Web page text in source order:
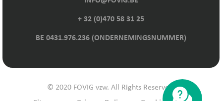
+ 32 (0)470 58 31 25
BE 0431.976.236 (ONDERNEMINGSNUMMER)
© 2020 FOVIG vzw. All Rights Reserved.